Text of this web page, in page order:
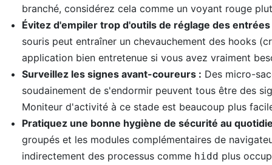
branché, considérez cela comme un voyant rouge
Évitez d'empiler trop d'outils de réglage des entrées
souris peut entraîner un chevauchement des hooks
application bien entretenue si vous avez vraiment
Surveillez les signes avant-coureurs : Des micro-
soudainement de s'endormir peuvent tous être des
Moniteur d'activité à ce stade est beaucoup plus
Pratiquez une bonne hygiène de sécurité au
groupés et les modules complémentaires de
indirectement des processus comme hidd plus